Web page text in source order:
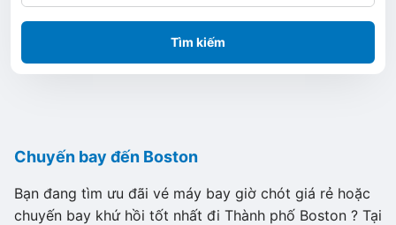
Tìm kiếm
Chuyến bay đến Boston
Bạn đang tìm ưu đãi vé máy bay giờ chót giá rẻ hoặc
chuyến bay khứ hồi tốt nhất đi Thành phố Boston ? Tại